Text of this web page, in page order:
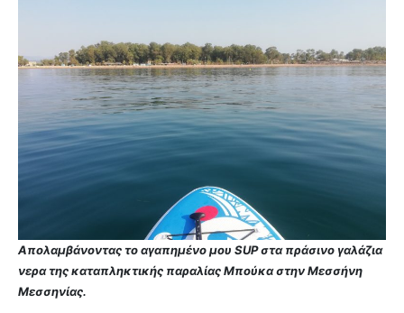
Απολαμβάνοντας το αγαπημένο μου SUP στα πράσινο γαλάζια
νερα της καταπληκτικής παραλίας Μπούκα στην Μεσσήνη
Μεσσηνίας.